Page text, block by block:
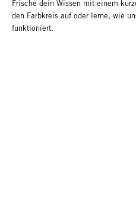
Frische dein Wissen mit einem
den Farbkreis auf oder lerne, wie
funktioniert.